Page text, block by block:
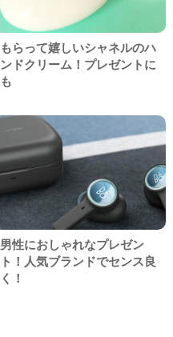
もらって嬉しいシャネルのハ
ンドクリーム！プレゼントに
も
男性におしゃれなプレゼン
ト！人気ブランドでセンス良
く！